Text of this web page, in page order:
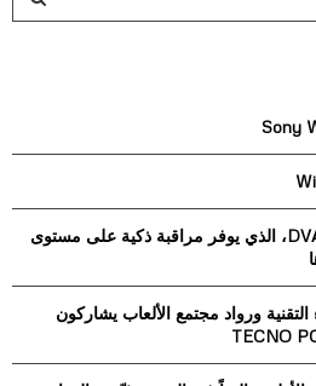
C
H
أطلقت Synology جهاز DVA7400، الذي يوفر مراقبة ذكية على مستوى
ورواد مجتمع الألعاب يشاركون